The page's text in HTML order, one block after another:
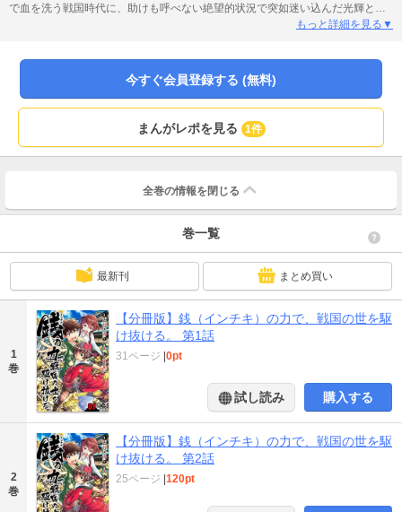
で血を洗う戦国時代に、助けも呼べない絶望的状況で突如迷い込んだ光輝と社
員(家族)たち。 しかしローンを踏み倒せたことに喜ぶ光輝は、気持ちを切り替
資金調達を始める光輝たち…。しかしそれは未来人ならではのとんでもない稼
もっと詳細を見る▼
今すぐ会員登録する (無料)
まんがレポを見る 1件
全巻の情報を 閉じる
巻一覧
最新刊 まとめ買い
1
巻
【分冊版】銭（インチキ）の力で、戦国の世を駆
け抜ける。 第1話
31ページ |0pt
試し読み 購入する
2
巻
【分冊版】銭（インチキ）の力で、戦国の世を駆
け抜ける。 第2話
25ページ |120pt